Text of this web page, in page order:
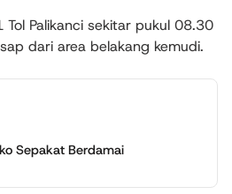
Palikanci sekitar pukul 08.30
dari area belakang kemudi.
Sepakat Berdamai